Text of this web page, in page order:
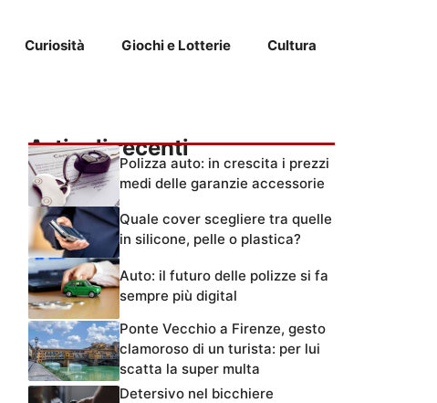
Curiosità Giochi e Lotterie Cultura
Articoli recenti
Polizza auto: in crescita i prezzi
medi delle garanzie accessorie
Quale cover scegliere tra quelle
in silicone, pelle o plastica?
Auto: il futuro delle polizze si fa
sempre più digital
Ponte Vecchio a Firenze, gesto
clamoroso di un turista: per lui
scatta la super multa
Detersivo nel bicchiere